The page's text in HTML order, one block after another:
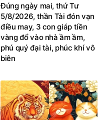
Đúng ngày mai, thứ Tư
5/8/2026, thần Tài đón vạn
điều may, 3 con giáp tiền
vàng đổ vào nhà ầm ầm,
phú quý đại tài, phúc khí vô
biên